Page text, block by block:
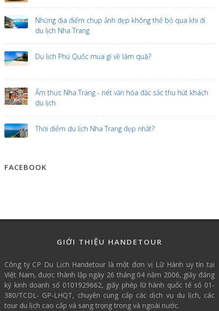
Những địa điểm chụp ảnh đẹp không thể bỏ qua khi đi
du lịch Nha Trang
Du lịch Phú Quốc mua gì về làm quà?
Ẩm thực Nha Trang - nét văn hóa đặc sắc thu hút khách
du lịch
Thời điểm du lịch Nha Trang đẹp nhất?
FACEBOOK
GIỚI THIỆU HANDETOUR
Công ty CP Du Lịch Handetour là một đơn vị Lữ Hành uy tín tại
Việt Nam, được thành lập ngày 26 tháng 04 năm 2006, giấy đăng
ký kinh doanh số 0101929662, giấy phép lữ hành quốc tế số 01-
380/TCDL- GP-LHQT, chuyên cung cấp các dịch vụ du lịch, các
tour du lịch cao cấp và sang trọng trong và ngoài nước.